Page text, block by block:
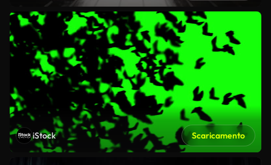
iStock Scaricamento